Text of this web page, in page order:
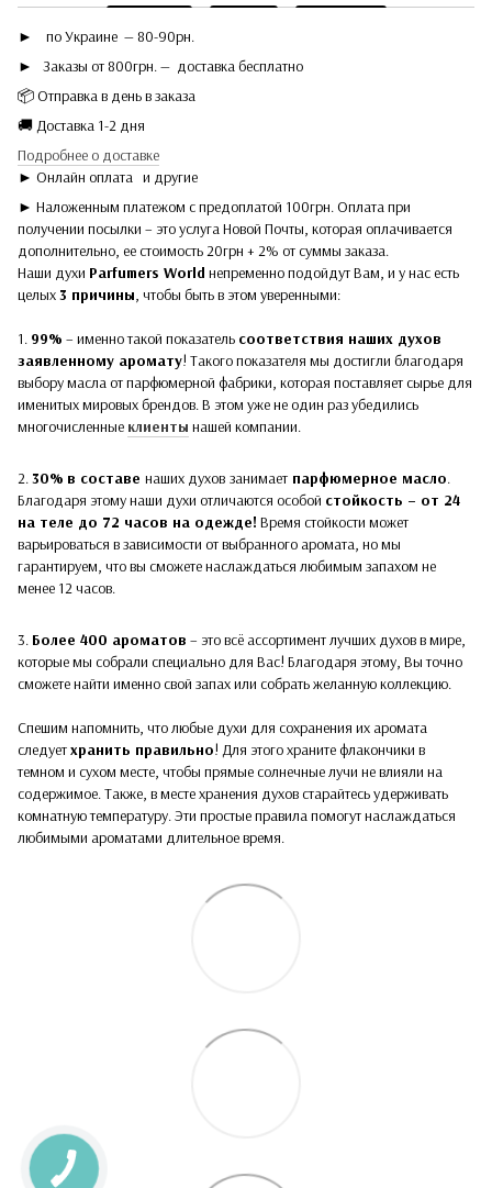
►
по Украине — 80-90рн.
► Заказы от 800грн. — доставка бесплатно
📦 Отправка в день в заказа
🚚 Доставка 1-2 дня
Подробнее о доставке
► Онлайн оплата и другие
► Наложенным платежом с предоплатой 100грн. Оплата при
получении посылки – это услуга Новой Почты, которая оплачивается
дополнительно, ее стоимость 20грн + 2% от суммы заказа.
Наши духи Parfumers World непременно подойдут Вам, и у нас есть
целых3 причины , чтобы быть в этом уверенными:
1. 99% – именно такой показатель соответствия наших духов
заявленному аромату! Такого показателя мы достигли благодаря
выбору масла от парфюмерной фабрики, которая поставляет сырье для
именитых мировых брендов. В этом уже не один раз убедились
многочисленные клиенты нашей компании.
2. 30% в составе наших духов занимает парфюмерное масло.
Благодаря этому наши духи отличаются особой стойкость – от 24
на теле до 72 часов на одежде! Время стойкости может
варьироваться в зависимости от выбранного аромата, но мы
гарантируем, что вы сможете наслаждаться любимым запахом не
менее 12 часов.
3. Более 400 ароматов – это всё ассортимент лучших духов в мире,
которые мы собрали специально для Вас! Благодаря этому, Вы точно
сможете найти именно свой запах или собрать желанную коллекцию.
Спешим напомнить, что любые духи для сохранения их аромата
следуетхранить правильно! Для этого храните флакончики в
темном и сухом месте, чтобы прямые солнечные лучи не влияли на
содержимое. Также, в месте хранения духов старайтесь удерживать
комнатную температуру. Эти простые правила помогут наслаждаться
любимыми ароматами длительное время.